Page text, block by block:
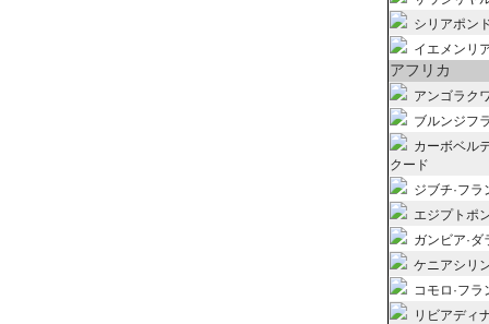
シリアポン
イエメンリ
アフリカ
アンゴラク
ブルンジフ
カーボベル
クード
ジブチ·フラ
エジプトポ
ガンビア·ダ
ケニアシリ
コモロ·フラ
リビアディ